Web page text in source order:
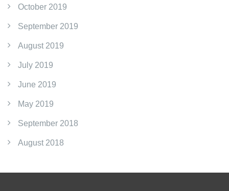
October 2019
September 2019
August 2019
July 2019
June 2019
May 2019
September 2018
August 2018